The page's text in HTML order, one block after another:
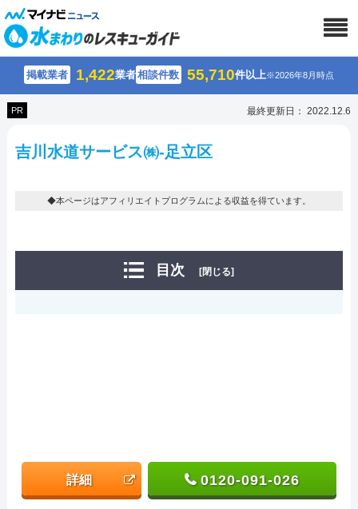
掲載業者 1,422業者相談件数 55,710件以上※2026年8月時点
PR 最終更新日： 2022.12.6
吉川水道サービス㈱-足立区
◆本ページはアフィリエイトプログラムによる収益を得ています。
目次 [閉じる]
詳細 0120-091-026